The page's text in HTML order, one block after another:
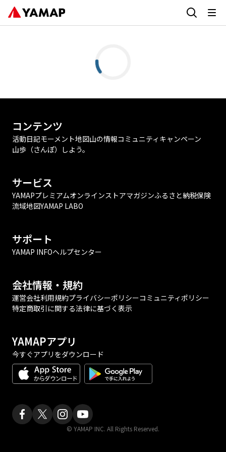
コンテンツ
活動日記モーメント地図山の情報コミュニティ キャンペーン
山歩（さんぽ）しよう。
サービス
YAMAPプレミアムオンラインストアマガジンふるさと納税保険
流域地図YAMAP LABO
サポート
YAMAP INFOヘルプセンター
会社情報・規約
運営会社利用規約プライバシーポリシーコミュニティポリシー
特定商取引に関する法律に基づく表示
YAMAPアプリ
今すぐアプリをダウンロード
© YAMAP INC. All Rights Reserved.